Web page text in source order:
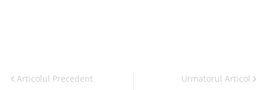
Articolul Precedent Urmatorul Articol